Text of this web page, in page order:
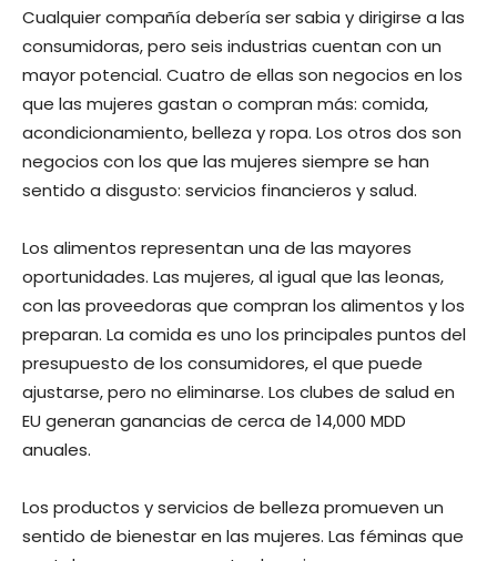
Cualquier compañía debería ser sabia y dirigirse a las
consumidoras, pero seis industrias cuentan con un
mayor potencial. Cuatro de ellas son negocios en los
que las mujeres gastan o compran más: comida,
acondicionamiento, belleza y ropa. Los otros dos son
negocios con los que las mujeres siempre se han
sentido a disgusto: servicios financieros y salud.
Los alimentos representan una de las mayores
oportunidades. Las mujeres, al igual que las leonas,
con las proveedoras que compran los alimentos y los
preparan. La comida es uno los principales puntos del
presupuesto de los consumidores, el que puede
ajustarse, pero no eliminarse. Los clubes de salud en
EU generan ganancias de cerca de 14,000 MDD
anuales.
Los productos y servicios de belleza promueven un
sentido de bienestar en las mujeres. Las féminas que